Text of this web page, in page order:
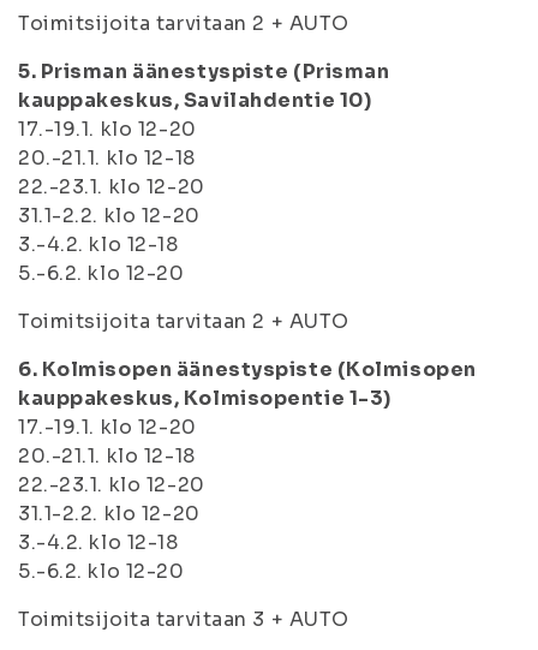
Toimitsijoita tarvitaan 2 + AUTO
5. Prisman äänestyspiste (Prisman
kauppakeskus, Savilahdentie 10)
17.-19.1. klo 12-20
20.-21.1. klo 12-18
22.-23.1. klo 12-20
31.1-2.2. klo 12-20
3.-4.2. klo 12-18
5.-6.2. klo 12-20
Toimitsijoita tarvitaan 2 + AUTO
6. Kolmisopen äänestyspiste (Kolmisopen
kauppakeskus, Kolmisopentie 1-3)
17.-19.1. klo 12-20
20.-21.1. klo 12-18
22.-23.1. klo 12-20
31.1-2.2. klo 12-20
3.-4.2. klo 12-18
5.-6.2. klo 12-20
Toimitsijoita tarvitaan 3 + AUTO